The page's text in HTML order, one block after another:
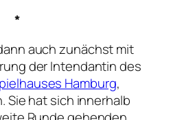
*
auch zunächst mit
der Intendantin des
Hamburg,
Sie hat sich innerhalb